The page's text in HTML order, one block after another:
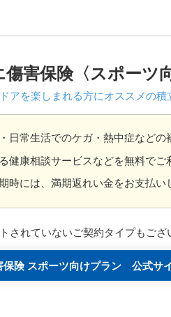
害保険〈スポーツ
アを楽しまれる方にオススメの積
日常生活でのケガ・熱中症などの
健康相談サービスなどを無料でご
時には、満期返れい金をお支払い
されていないご契約タイプもござ
保険 スポーツ向けプラン 公式サ